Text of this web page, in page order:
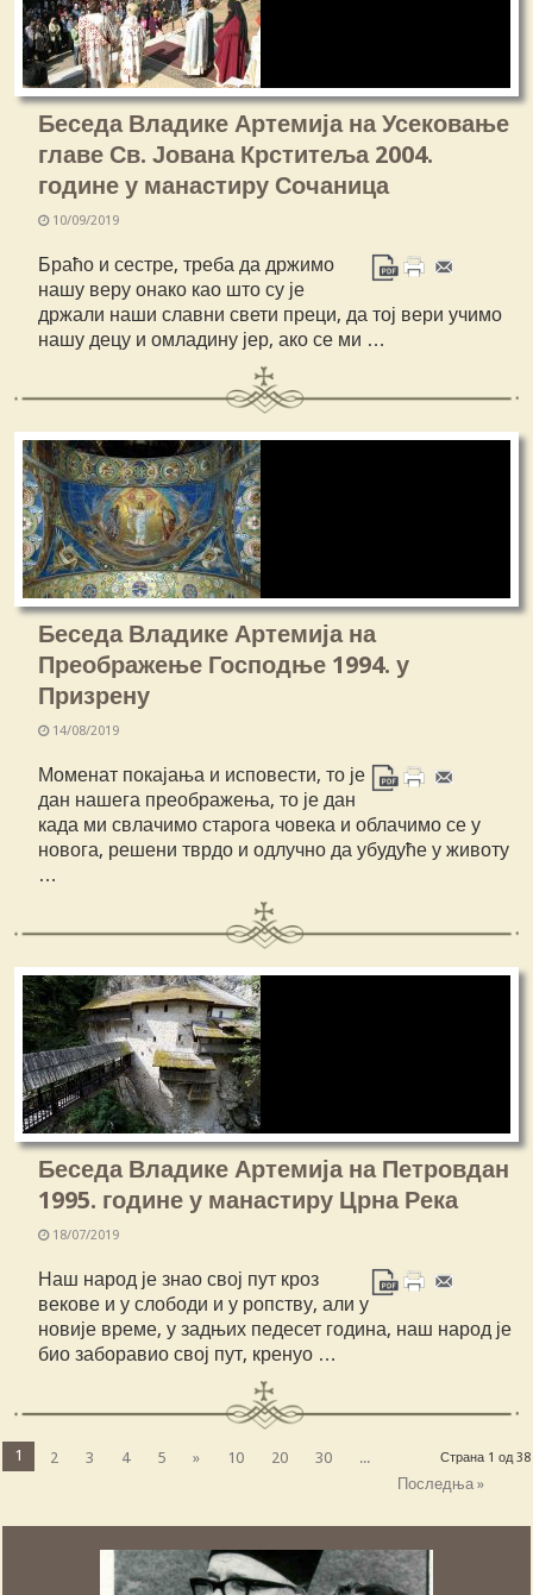
Беседа Владике Артемија на Усековање
главе Св. Јована Крститеља 2004.
године у манастиру Сочаница
10/09/2019
Браћо и сестре, треба да држимо
нашу веру онако као што су је
држали наши славни свети преци, да тој вери учимо
нашу децу и омладину јер, ако се ми …
Беседа Владике Артемија на
Преображење Господње 1994. у
Призрену
14/08/2019
Моменат покајања и исповести, то је
дан нашега преображења, то је дан
када ми свлачимо старога човека и облачимо се у
новога, решени тврдо и одлучно да убудуће у животу
…
Беседа Владике Артемија на Петровдан
1995. године у манастиру Црна Река
18/07/2019
Наш народ је знао свој пут кроз
векове и у слободи и у ропству, али у
новије време, у задњих педесет година, наш народ је
био заборавио свој пут, кренуо …
Страна 1 од 38
1 2 3 4 5 » 10 20 30
...
Последња »